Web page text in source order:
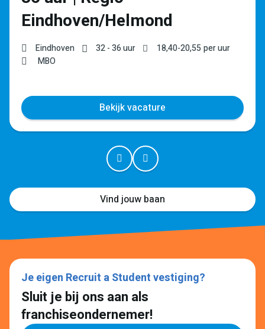
Eindhoven/Helmond
Eindhoven 32 - 36 uur 18,40-20,55per uur
MBO
Bekijk vacature
Vind jouw baan
Je eigen Recruit a Student vestiging?
Sluit je bij ons aan als
franchiseondernemer!